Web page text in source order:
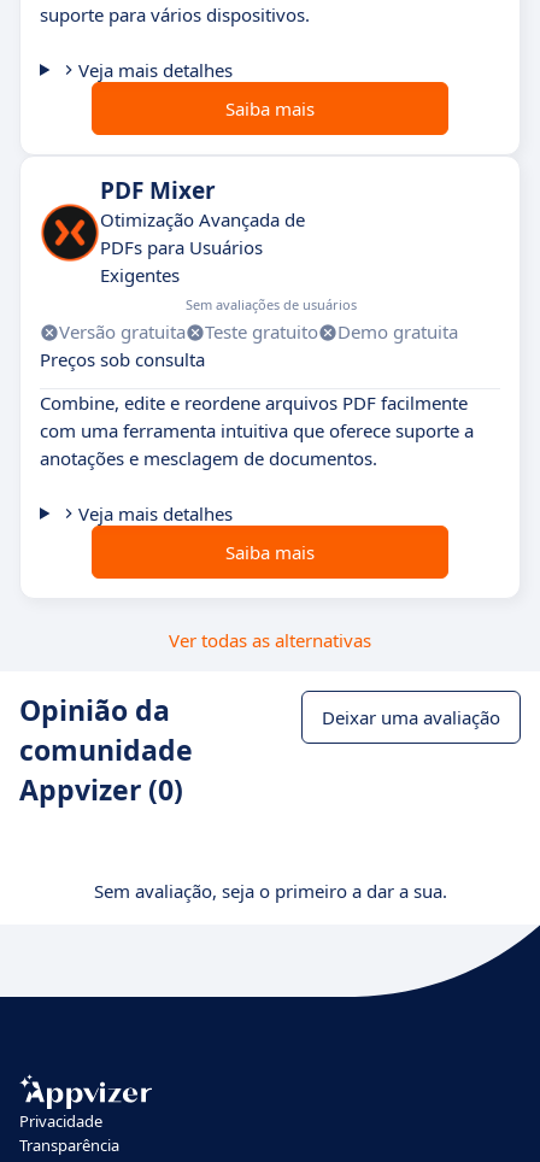
suporte para vários dispositivos.
Veja mais detalhes
Saiba mais
PDF Mixer
Otimização Avançada de
PDFs para Usuários
Exigentes
Sem avaliações de usuários
Versão gratuita Teste gratuito
Demo gratuita
Preços sob consulta
Combine, edite e reordene arquivos PDF facilmente
com uma ferramenta intuitiva que oferece suporte a
anotações e mesclagem de documentos.
Veja mais detalhes
Saiba mais
Ver todas as alternativas
Opinião da
comunidade
Appvizer (0)
Deixar uma avaliação
Sem avaliação, seja o primeiro a dar a sua.
Privacidade
Transparência